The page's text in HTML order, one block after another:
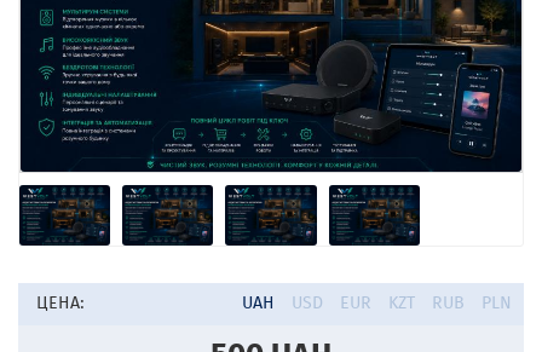
ЦЕНА: UAH USD EUR KZT RUB PLN